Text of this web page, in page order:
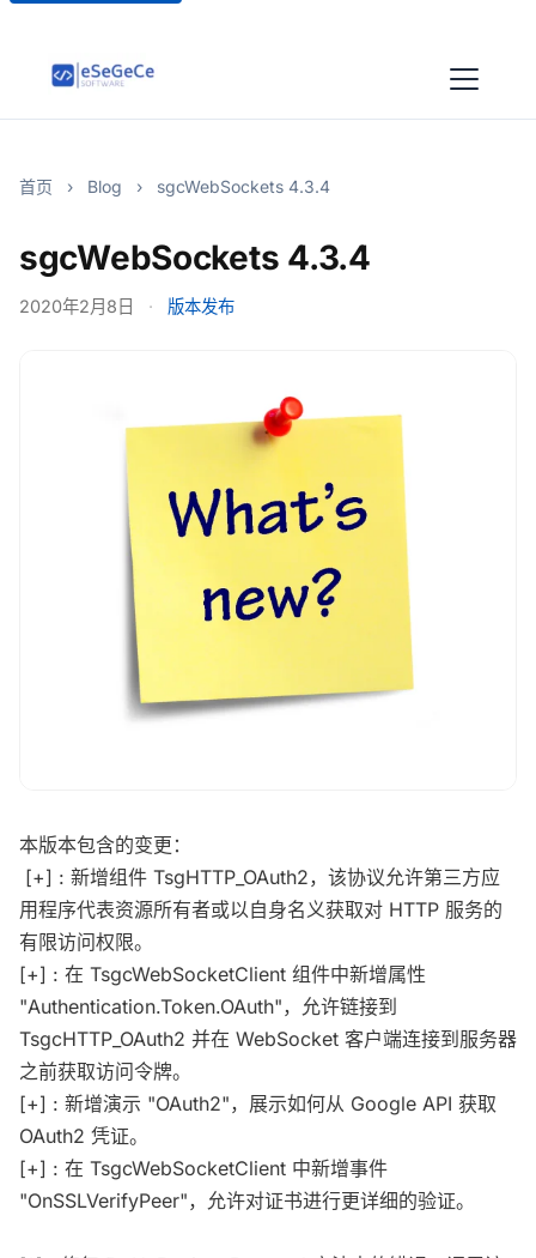
首页 › Blog › sgcWebSockets 4.3.4
sgcWebSockets 4.3.4
2020年2月8日 · 版本发布
本版本包含的变更：
[+] : 新增组件 TsgHTTP_OAuth2，该协议允许第三方应
用程序代表资源所有者或以自身名义获取对 HTTP 服务的
有限访问权限。
[+] : 在 TsgcWebSocketClient 组件中新增属性
"Authentication.Token.OAuth"，允许链接到
TsgcHTTP_OAuth2 并在 WebSocket 客户端连接到服务器
之前获取访问令牌。
[+] : 新增演示 "OAuth2"，展示如何从 Google API 获取
OAuth2 凭证。
[+] : 在 TsgcWebSocketClient 中新增事件
"OnSSLVerifyPeer"，允许对证书进行更详细的验证。